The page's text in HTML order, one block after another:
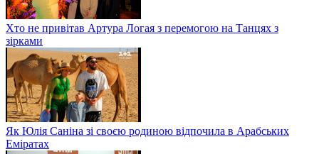
Хто не привітав Артура Логая з перемогою на Танцях з
зірками
Як Юлія Саніна зі своєю родиною відпочила в Арабських
Еміратах